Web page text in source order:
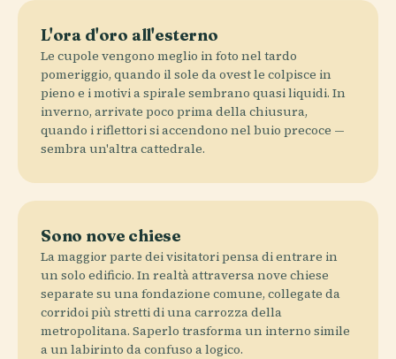
L'ora d'oro all'esterno
Le cupole vengono meglio in foto nel tardo
pomeriggio, quando il sole da ovest le colpisce in
pieno e i motivi a spirale sembrano quasi liquidi. In
inverno, arrivate poco prima della chiusura,
quando i riflettori si accendono nel buio precoce —
sembra un'altra cattedrale.
Sono nove chiese
La maggior parte dei visitatori pensa di entrare in
un solo edificio. In realtà attraversa nove chiese
separate su una fondazione comune, collegate da
corridoi più stretti di una carrozza della
metropolitana. Saperlo trasforma un interno simile
a un labirinto da confuso a logico.